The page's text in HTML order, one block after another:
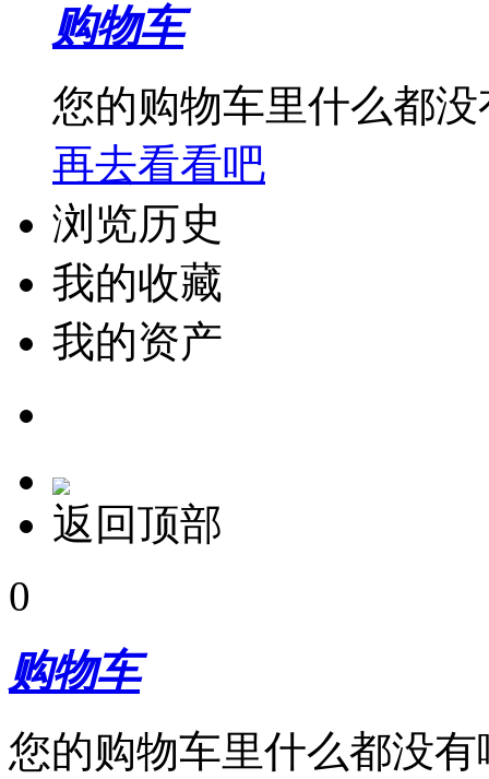
购物车
您的购物车里什么都没
再去看看吧
浏览历史
我的收藏
我的资产
返回顶部
0
购物车
您的购物车里什么都没有